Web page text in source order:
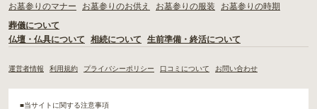
お墓参りのマナー
お墓参りのお供え お墓参りの服装
お墓参りの時期
葬儀について
仏壇・仏具について
相続について 生前準備・終活について
運営者情報 利用規約 プライバシーポリシー 口コミについて お問い合わせ
■当サイトに関する注意事項